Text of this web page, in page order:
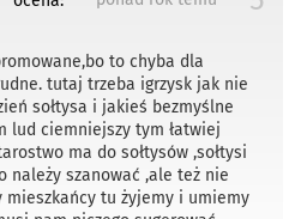
to chyba dla
tutaj trzeba igrzysk jak nie
sołtysa i jakieś bezmyślne
lud ciemniejszy tym łatwiej
ma do sołtysów ,sołtysi
należy szanować ,ale też nie
mieszkańcy tu żyjemy i umiemy